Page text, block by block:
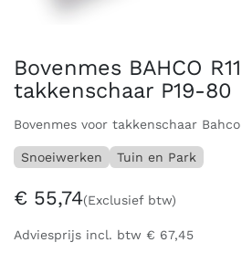
Bovenmes BAHCO
takkenschaar P19-80
Bovenmes voor takkenschaar Bahco
Snoeiwerken Tuin en Park
€ 55,74(Exclusief btw)
Adviesprijs incl. btw € 67,45